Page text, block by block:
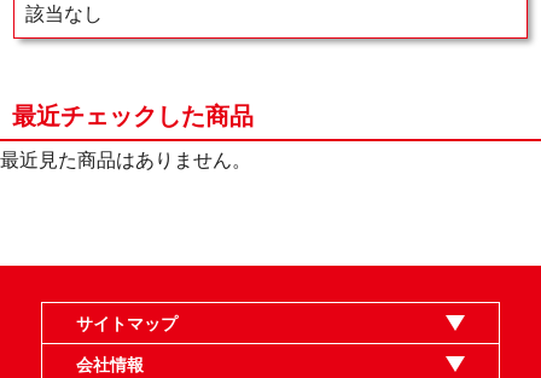
該当なし
最近チェックした商品
最近見た商品はありません。
サイトマップ
オンラインショップ
買取
記事
選手一覧
デッキ検索
デッキ構築
イベント・大会
店舗のご案内
お問い合わせ
ヘルプ
FAQ
会社情報